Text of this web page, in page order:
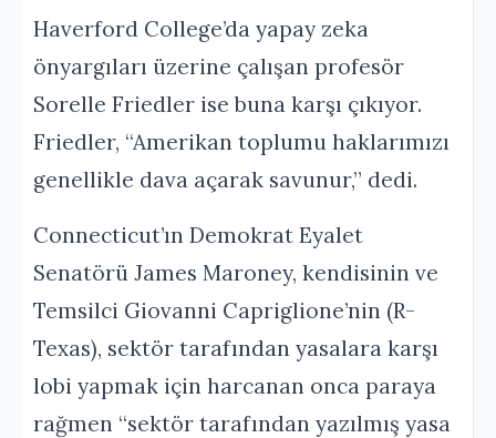
Haverford College’da yapay zeka
önyargıları üzerine çalışan profesör
Sorelle Friedler ise buna karşı çıkıyor.
Friedler, “Amerikan toplumu haklarımızı
genellikle dava açarak savunur,” dedi.
Connecticut’ın Demokrat Eyalet
Senatörü James Maroney, kendisinin ve
Temsilci Giovanni Capriglione’nin (R-
Texas), sektör tarafından yasalara karşı
lobi yapmak için harcanan onca paraya
rağmen “sektör tarafından yazılmış yasa